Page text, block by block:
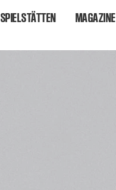
SPIELSTÄTTEN MAGAZINE